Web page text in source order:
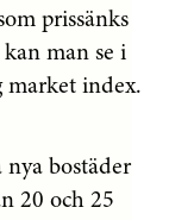
prissänks
man se i
market index.
nya bostäder
20 och 25